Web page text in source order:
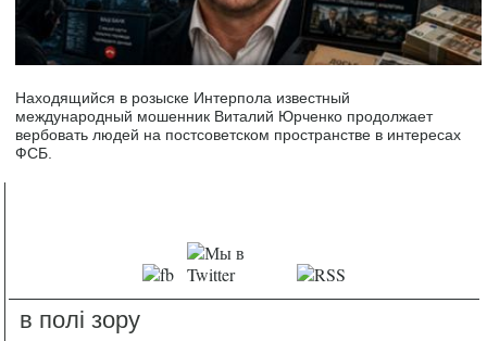
Находящийся в розыске Интерпола известный
международный мошенник Виталий Юрченко продолжает
вербовать людей на постсоветском пространстве в интересах
ФСБ.
в полі зору